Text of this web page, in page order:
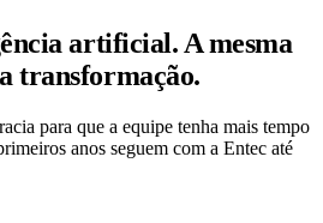
artificial. A mesma
transformação.
para que a equipe tenha mais tempo
anos seguem com a Entec até